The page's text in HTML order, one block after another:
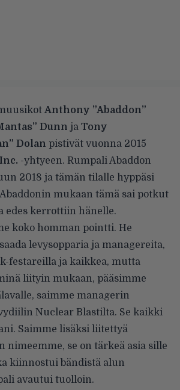
Anthony ”Abaddon”
Dunn ja Tony
Dolan pistivät vuonna 2015
-yhtyeen. Rumpali Abaddon
2018 ja tämän tilalle hyppäsi
Abaddonin mukaan tämä sai potkut
edes kerrottiin hänelle.
koko homman pointti. He
levysopparia ja managereita,
festareilla ja kaikkea, mutta
liityin mukaan, pääsimme
saimme managerin
Nuclear Blastilta. Se kaikki
Saimme lisäksi liitettyä
nimeemme, se on tärkeä asia sille
kiinnostui bändistä alun
avautui tuolloin.